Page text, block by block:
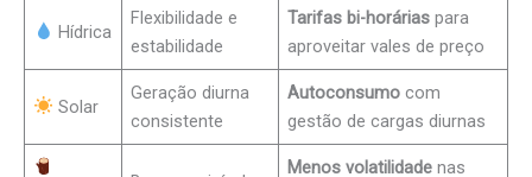
Hídrica
Flexibilidade e
estabilidade
Tarifas bi-horárias para
aproveitar vales de preço
Solar
Geração diurna
consistente
Autoconsumo com
gestão de cargas diurnas
Menos volatilidade nas